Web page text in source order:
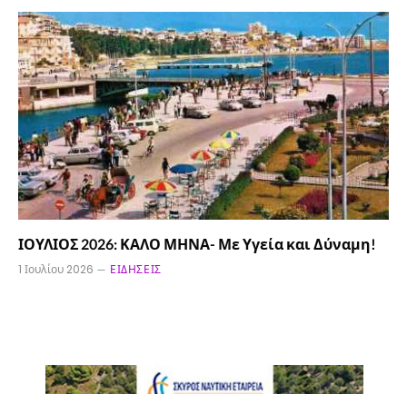
ΙΟΥΛΙΟΣ 2026: ΚΑΛΟ ΜΗΝΑ- Με Υγεία και Δύναμη!
1 Ιουλίου 2026 ΕΙΔΉΣΕΙΣ